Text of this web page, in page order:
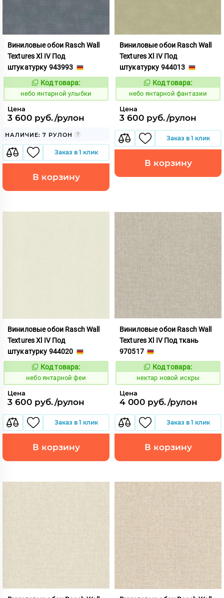
Виниловые обои Rasch Wall
Textures Xl IV Под
штукатурку 943993
1124861
Код товара:
небо янтарной улыбки
Цена
3 600 руб./рулон
НАЛИЧИЕ: 7 РУЛОН
Заказ в 1 клик
В корзину
Виниловые обои Rasch Wall
Textures Xl IV Под
штукатурку 944013
1124862
Код товара:
небо янтарной фантазии
Цена
3 600 руб./рулон
Заказ в 1 клик
В корзину
Виниловые обои Rasch Wall
Textures Xl IV Под
штукатурку 944020
1124863
Код товара:
небо янтарной феи
Цена
3 600 руб./рулон
Заказ в 1 клик
В корзину
Виниловые обои Rasch Wall
Textures Xl IV Под ткань
970517
1133159
Код товара:
нектар новой искры
Цена
4 000 руб./рулон
Заказ в 1 клик
В корзину